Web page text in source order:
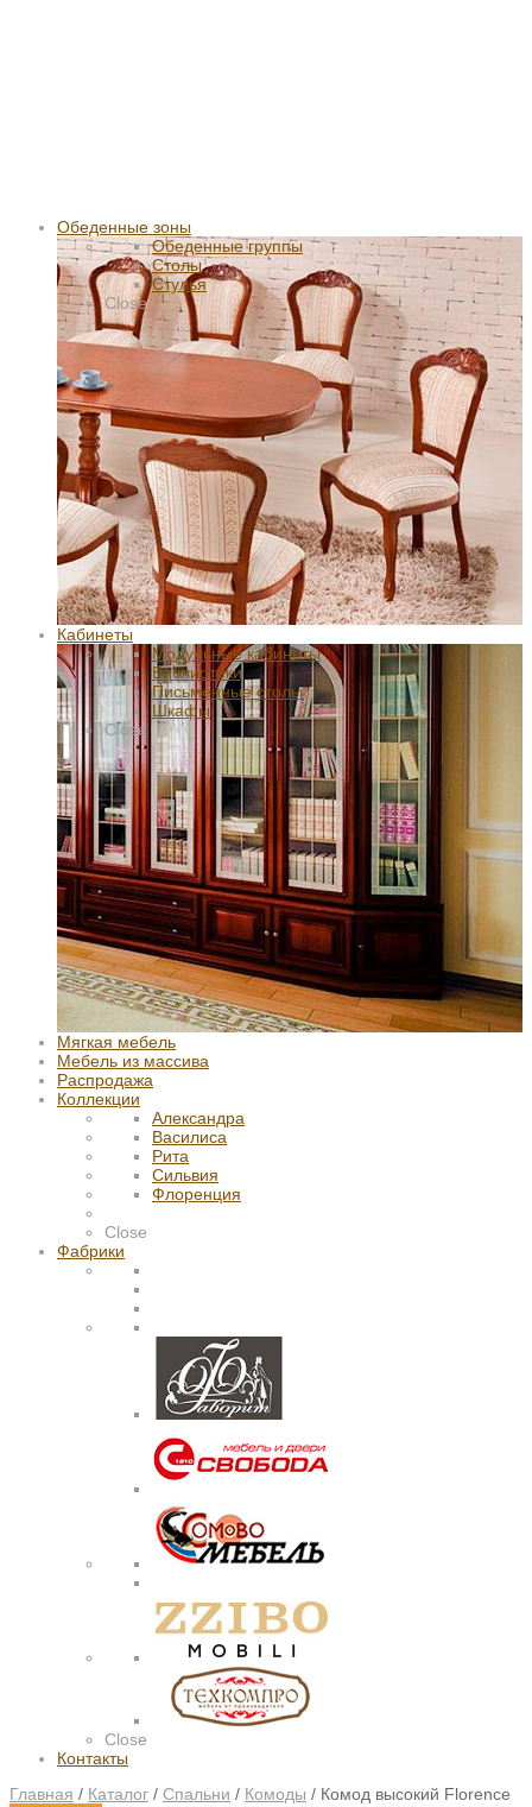
Обеденные зоны
Обеденные группы
Столы
Стулья
Close
Кабинеты
Модульные кабинеты
Библиотеки
Письменные столы
Шкафы
Close
Мягкая мебель
Мебель из массива
Распродажа
Коллекции
Александра
Василиса
Рита
Сильвия
Флоренция
Close
Фабрики
Close
Контакты
Главная / Каталог / Спальни / Комоды / Комод высокий Florence